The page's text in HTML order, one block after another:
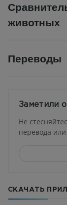
животных
Переводы
Заметили
Не
перевода
СКАЧАТЬ